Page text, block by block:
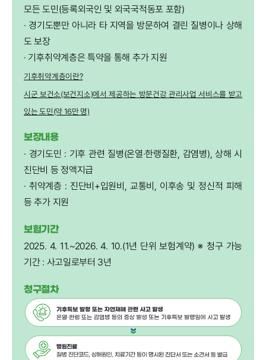
모든 도민(등록외국인 및 외국국적동포 포함)
· 경기도뿐만 아니라 타 지역을 방문하여 결린 질병이나 상해
도 보장
· 기후취약계층은 특약을 통해 추가 지원
기후취약계층이란?
시군 보건소(보건지소)에서 제공하는 방문건강 관리사업 서비스를 받고
있는 도민(약 16만 명)
보장내용
· 경기도민 : 기후 관련 질병(온열·한랭질환, 감염병), 상해 시
진단비 등 정액지급
· 취약계층 : 진단비+입원비, 교통비, 이후송 및 정신적 피해
등 추가 지원
보험기간
2025. 4. 11.~2026. 4. 10.(1년 단위 보험계약) ※ 청구 가능
기간 : 사고일로부터 3년
청구절차